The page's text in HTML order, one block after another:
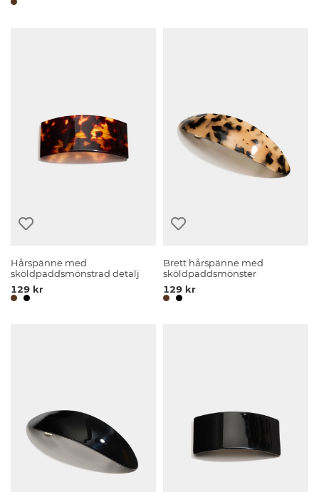
Hårspänne med
sköldpaddsmönstrad detalj
129 kr
Brett hårspänne med
sköldpaddsmönster
129 kr